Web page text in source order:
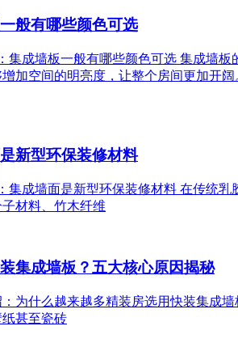
般有哪些颜色可选
集成墙板一般有哪些颜色可选 集成墙
加空间的明亮度，让整个房间更加开
新型环保装修材料
集成墙面是新型环保装修材料 在传统
材料、竹木纤维
集成墙板？五大核心原因揭秘
为什么越来越多精装房选用快装集
甚至瓷砖